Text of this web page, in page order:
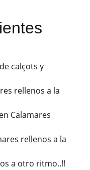
calçots y
rellenos a la
en Calamares
rellenos a la
a otro ritmo..!!